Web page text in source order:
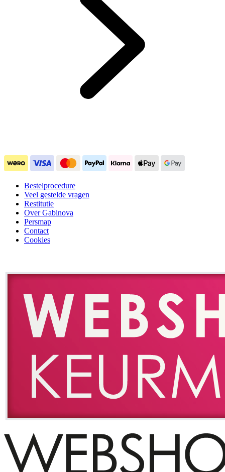
Bestelprocedure
Veel gestelde vragen
Restitutie
Over Gabinova
Persmap
Contact
Cookies